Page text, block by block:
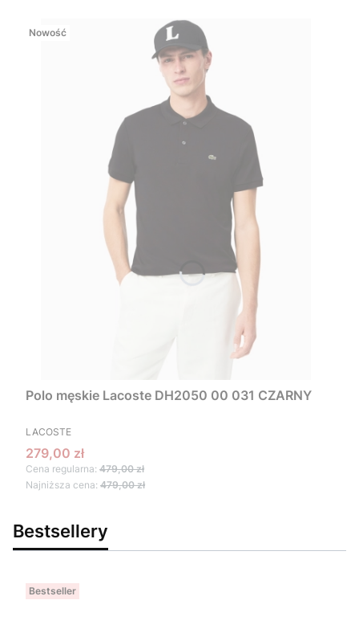
Nowość
Polo męskie Lacoste DH2050 00 031 CZARNY
PRODUCENT
LACOSTE
Cena promocyjna
279,00 zł
Cena regularna: 479,00 zł
Najniższa cena: 479,00 zł
Bestsellery
Bestseller